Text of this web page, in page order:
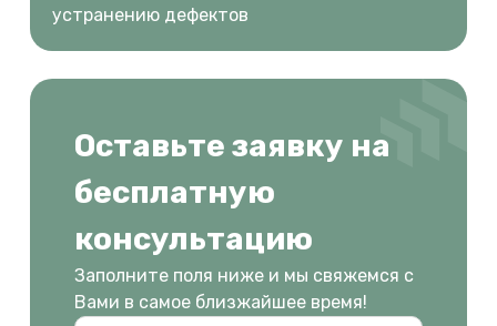
устранению дефектов
Оставьте заявку на
бесплатную
консультацию
Заполните поля ниже и мы свяжемся с
Вами в самое близжайшее время!